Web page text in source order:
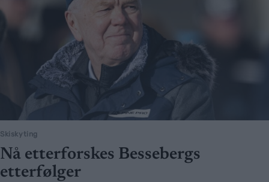
Skiskyting
Nå etterforskes Bessebergs
etterfølger